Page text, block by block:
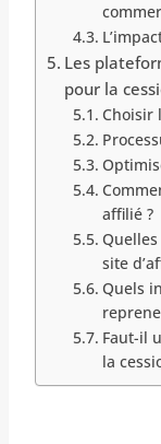
Les
pour la
Choisir
affilié ?
site
Quels
Faut-il
la